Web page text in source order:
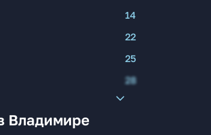
14
22
25
28
Владимире